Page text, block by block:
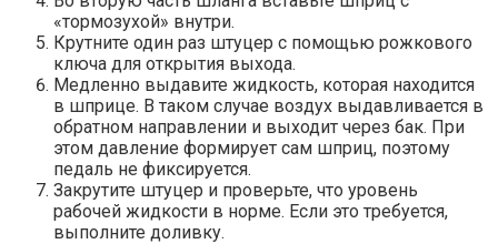
«тормозухой» внутри.
Крутните один раз штуцер с помощью рожкового
ключа для открытия выхода.
Медленно выдавите жидкость, которая находится
в шприце. В таком случае воздух выдавливается в
обратном направлении и выходит через бак. При
этом давление формирует сам шприц, поэтому
педаль не фиксируется.
Закрутите штуцер и проверьте, что уровень
рабочей жидкости в норме. Если это требуется,
выполните доливку.